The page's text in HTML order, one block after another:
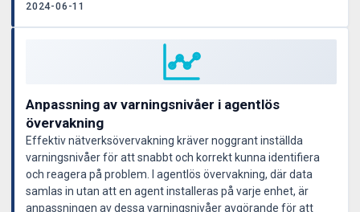
2024-06-11
Anpassning av varningsnivåer i agentlös
övervakning
Effektiv nätverksövervakning kräver noggrant inställda
varningsnivåer för att snabbt och korrekt kunna identifiera
och reagera på problem. I agentlös övervakning, där data
samlas in utan att en agent installeras på varje enhet, är
anpassningen av dessa varningsnivåer avgörande för att